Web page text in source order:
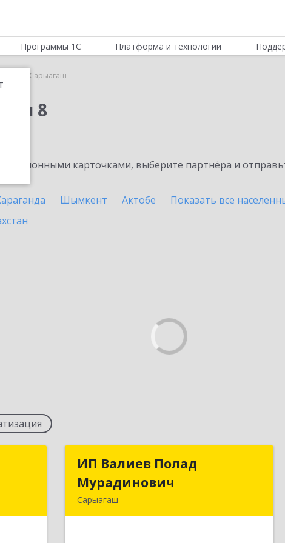
Программы 1С Платформа и технологии
Сарыагаш
8
карточками, выберите партнёра и
Шымкент Актобе Показать все
ИП Валиев Полад
Мурадинович
Сарыагаш
ИП Валиев Полад
Мурадинович